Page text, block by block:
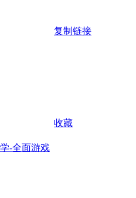
复制链接
收藏